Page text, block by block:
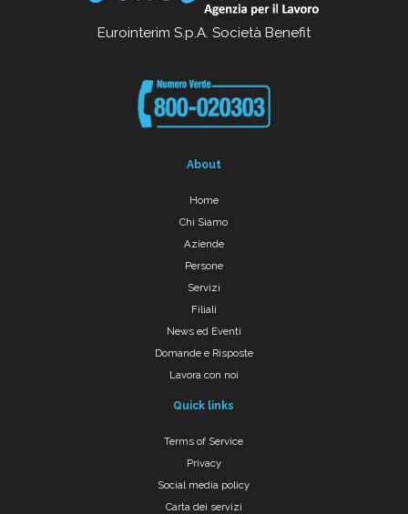
Eurointerim S.p.A. Società Benefit
About
Home
Chi Siamo
Aziende
Persone
Servizi
Filiali
News ed Eventi
Domande e Risposte
Lavora con noi
Quick links
Terms of Service
Privacy
Social media policy
Carta dei servizi